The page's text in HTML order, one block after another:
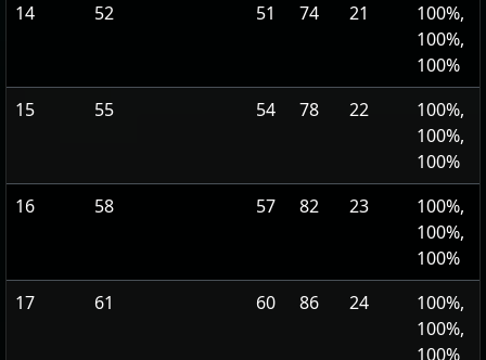
14
52 51 74 21
100%,
100%,
100%
15
55 54 78 22
100%,
100%,
100%
16
58 57 82 23
100%,
100%,
100%
17
61 60 86 24
100%,
100%,
100%